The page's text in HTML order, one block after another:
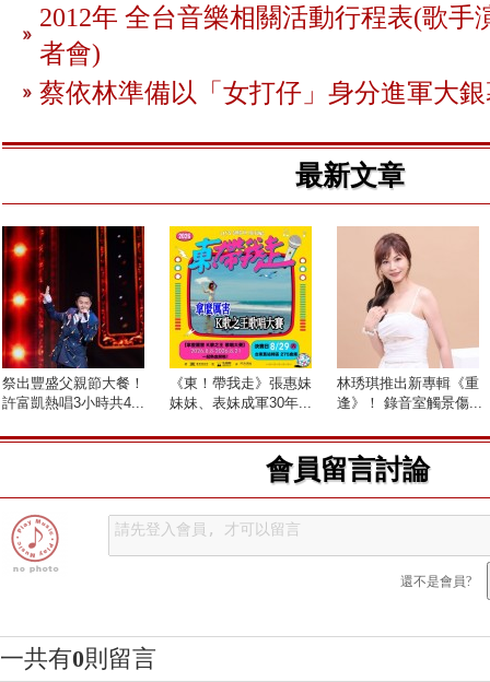
2012年 全台音樂相關活動行程表(歌手
者會)
蔡依林準備以「女打仔」身分進軍大
最新文章
祭出豐盛父親節大餐！
許富凱熱唱3小時共4...
《東！帶我走》張惠妹
妹妹、表妹成軍30年...
林琇琪推出新專輯《重
逢》！ 錄音室觸景傷...
會員留言討論
還不是會員?
一共有0則留言